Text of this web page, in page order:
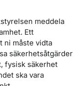
meddela
Ett
ni måste vidta
säkerhetsåtgärder
fysisk säkerhet
ska vara